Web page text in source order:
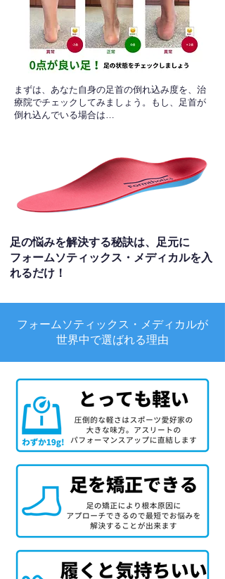
​まずは、あなた自身の足首の倒れ込み度を、治
療院でチェックしてみましょう。もし、足首が
倒れ込んでいる場合は…
足の悩みを解決する秘訣は、足元に
フォームソティックス・メディカルを入
れるだけ！
フォームソティックス・メディカルが
世界中で選ばれる理由